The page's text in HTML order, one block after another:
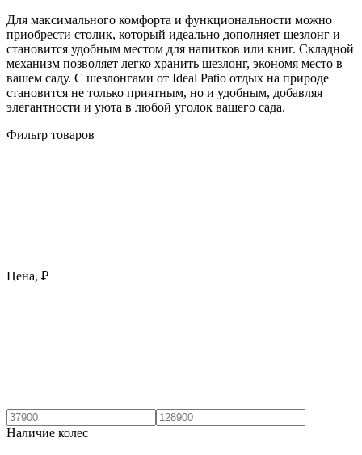
Для максимального комфорта и функциональности можно
приобрести столик, который идеально дополняет шезлонг и
становится удобным местом для напитков или книг. Складной
механизм позволяет легко хранить шезлонг, экономя место в
вашем саду. С шезлонгами от Ideal Patio отдых на природе
становится не только приятным, но и удобным, добавляя
элегантности и уюта в любой уголок вашего сада.
Фильтр товаров
Цена, ₽
Наличие колес